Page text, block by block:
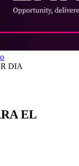
DIA
EL